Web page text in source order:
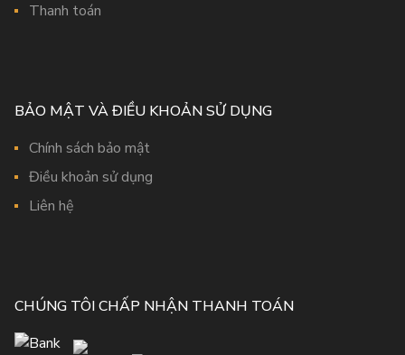
Thanh toán
BẢO MẬT VÀ ĐIỀU KHOẢN SỬ DỤNG
Chính sách bảo mật
Điều khoản sử dụng
Liên hệ
CHÚNG TÔI CHẤP NHẬN THANH TOÁN